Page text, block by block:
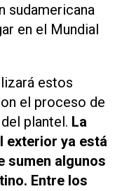
sudamericana
en el Mundial
estos
el proceso de
plantel. La
exterior ya está
sumen algunos
Entre los